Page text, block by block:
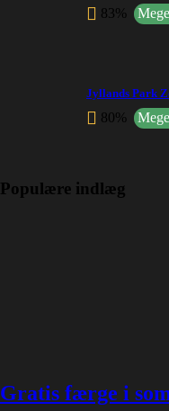
83%
Jyllands Park
80%
Populære indlæg
Gratis færge i